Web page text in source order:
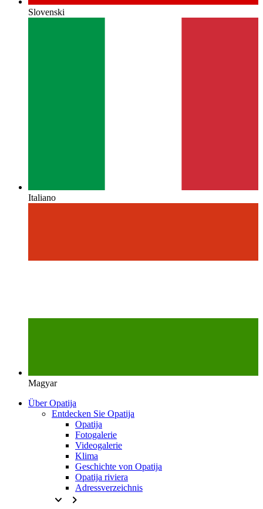
Slovenski
Italiano
Magyar
Über Opatija
Entdecken Sie Opatija
Opatija
Fotogalerie
Videogalerie
Klima
Geschichte von Opatija
Opatija riviera
Adressverzeichnis
keyboard_arrow_down keyboard_arrow_right